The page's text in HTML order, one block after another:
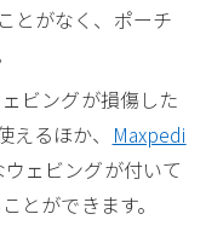
とがなく、ポーチ
ビングが損傷した
るほか、 Maxpedi
ウェビングが付いて
とができます。